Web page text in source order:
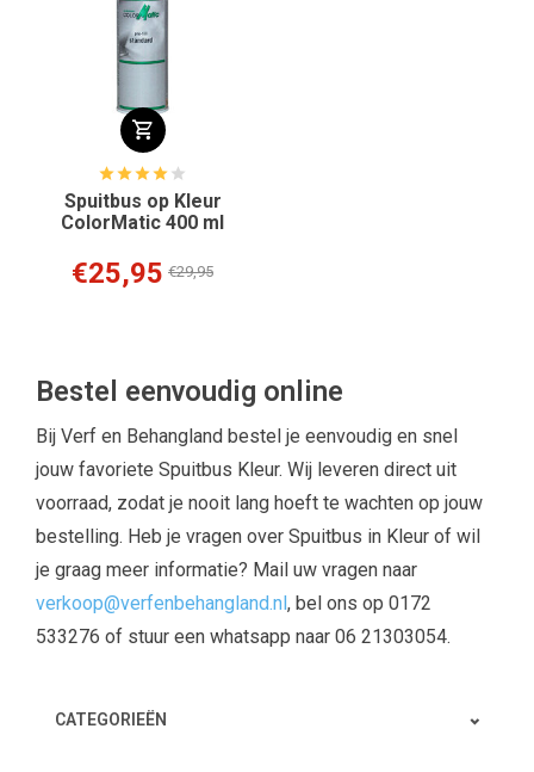
Spuitbus op Kleur
ColorMatic 400 ml
€25,95 €29,95
Bestel eenvoudig online
Bij Verf en Behangland bestel je eenvoudig en snel
jouw favoriete Spuitbus Kleur. Wij leveren direct uit
voorraad, zodat je nooit lang hoeft te wachten op jouw
bestelling. Heb je vragen over Spuitbus in Kleur of wil
je graag meer informatie? Mail uw vragen naar
verkoop@verfenbehangland.nl, bel ons op 0172
533276 of stuur een whatsapp naar 06 21303054.
CATEGORIEËN